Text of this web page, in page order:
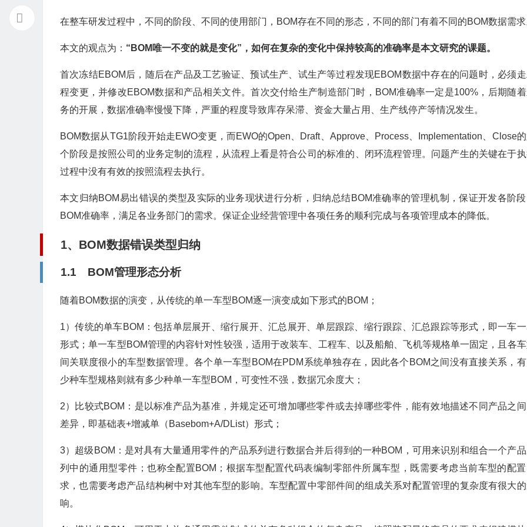
在整车研发过程中，不同的阶段、不同的使用部门，BOM存在不同的形态，不同的部门有着不同的BOM数据需
本文的观点为： “BOM唯一不变的就是变化”，如何在复杂的变化中保持较高的准确率是本文研究的课题。
首次冻结EBOM后，随后在产品及工艺验证、预试生产、试生产等过程发现EBOM数据中存在的问题时，必须
程变更，并修改EBOM数据和产品相关文件。首次交付给生产制造部门时，BOM准确率一定是100%，后期随
务的开展，数据准确率慢慢下降，严重的程度导致库存呆滞、资金大量占用、生产线停产等情况发生。
BOM数据从TG1阶段开始走EWO变更，而EWO的Open、Draft、Approve、Process、Implementation、Close
个阶段是按照公司的业务定制的流程，从流程上看是符合公司的标准的、闭环流程管理。问题产生的关键在于
过程中没有有效的按照流程去执行。
本文归纳BOM易出错误的类型及实际的业务现状进行分析，归纳总结BOM准确率的管理机制，保证开发各阶
BOM准确率，满足各业务部门的需求。保证企业经营管理中各项任务的顺利完成与各项管理成本的降低。
1、BOM数据错误类型归纳
1.1 BOM管理形态分析
随着BOM数据的演变，从传统的单一车型BOM逐一演变成如下形式的BOM；
1）传统的单车BOM：包括单层展开、缩行展开、汇总展开、单层跟踪、缩行跟踪、汇总跟踪等形式，即一车
形式；单一车型BOM管理的内容针对性较强，适用于改装车、工程车、以及船舶、飞机等规格单一固定，且各
间关联度很小的车型数据管理。各个单一车型BOM在PDM系统单独存在，因此各个BOM之间没有直接关系，
少种车型规格则就有多少种单一车型BOM，可变性不强，数据冗余度大；
2）比较式BOM：是以标准产品为基准，并规定还可增加哪些零件或去掉哪些零件，能有效地描述不同产品之
差异，即基础表+增减单（Basebom+A/DList）形式；
3）超级BOM：是对具有大量通用零件的产品系列进行数据合并后得到的一种BOM，可用来识别和组合一个产
列中的通用型零件；也称全配置BOM；根据车型配置代码表编制零部件所属车型，既需要考虑当前车型的配
求，也需要考虑产品结构树中对其他车型的影响。车型配置中零部件间的组成关系对配置管理的复杂度有很大
响。